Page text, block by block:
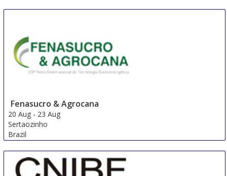
Fenasucro & Agrocana
20 Aug - 23 Aug
Sertaozinho
Brazil